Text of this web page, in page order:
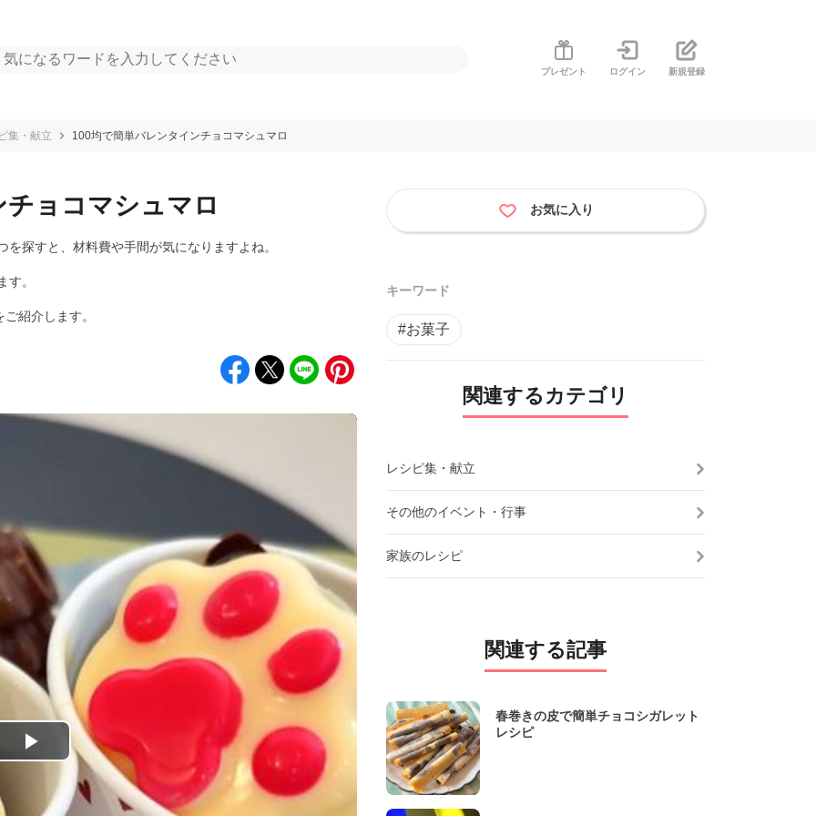
プレゼント ログイン 新規登録
集・献立 100均で簡単バレンタインチョコマシュマロ
ョコマシュマロ
探すと、材料費や手間が気になりますよね。
。
紹介します。
P
お気に入り
キーワード
#お菓子
関連するカテゴリ
レシピ集・献立
その他のイベント・行事
家族のレシピ
関連する記事
春巻きの皮で簡単チョコシガレット
レシピ